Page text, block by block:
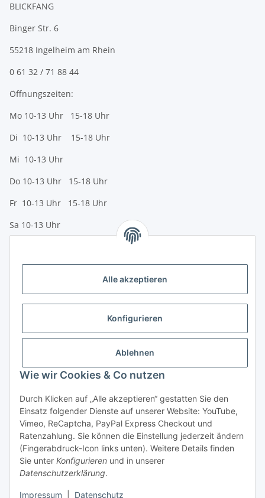
Alle akzeptieren
Konfigurieren
Ablehnen
Wie wir Cookies & Co nutzen
Durch Klicken auf „Alle akzeptieren“ gestatten Sie den
Einsatz folgender Dienste auf unserer Website: YouTube,
Vimeo, ReCaptcha, PayPal Express Checkout und
Ratenzahlung. Sie können die Einstellung jederzeit ändern
(Fingerabdruck-Icon links unten). Weitere Details finden
Sie unter Konfigurieren und in unserer
Datenschutzerklärung.
Impressum Datenschutz
BLICKFANG
Binger Str. 6
55218 Ingelheim am Rhein
0 61 32 / 71 88 44
Öffnungszeiten:
Mo 10-13 Uhr 15-18 Uhr
Di 10-13 Uhr 15-18 Uhr
Mi 10-13 Uhr
Do 10-13 Uhr 15-18 Uhr
Fr 10-13 Uhr 15-18 Uhr
Sa 10-13 Uhr
Vorkasse (per Bank-Überweisung)
Sofortüberweisung
Rechnungskauf
Gesetzliche Informationen
Informationen
Vertrag widerrufen
* Alle Preise inkl. gesetzlicher USt., zzgl.